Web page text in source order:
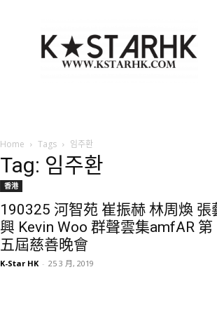
Star
HK
Home Tags 임주환
Tag: 임주환
香港
190325 河智苑 崔振赫 林周煥 張
興 Kevin Woo 群聲雲集amfAR 第
五屆慈善晚會
K-Star HK - 25 3 月, 2019